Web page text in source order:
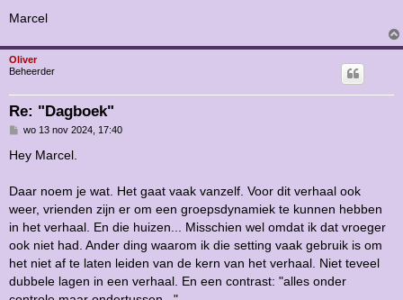
Marcel
Oliver
Beheerder
Re: "Dagboek"
B
r
h
t
wo 13 nov 2024, 17:40
Hey Marcel.
Daar noem je wat. Het gaat vaak vanzelf. Voor dit verhaal ook
weer, vrienden zijn er om een groepsdynamiek te kunnen hebben
in het verhaal. En die huizen... Misschien wel omdat ik dat vroeger
ook niet had. Ander ding waarom ik die setting vaak gebruik is om
het niet af te laten leiden van de kern van het verhaal. Niet teveel
dubbele lagen in een verhaal. En een contrast: "alles onder